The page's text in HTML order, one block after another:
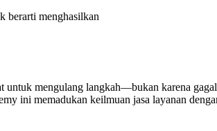
berarti menghasilkan
mengulang langkah—bukan karena
ini memadukan keilmuan jasa layanan